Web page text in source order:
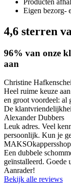
Eigen bezorg-
4,6 sterren
96% van onze
aan
Christine
Heel ruime keuze
en groot voordeel: al
De
Alexander Dubbers
Leuk adres. Veel
persoonlijk. Kun je
MAKSOkappersshop
Een dubbele
geïnstalleerd. Goede
Aanrader!
Bekijk alle reviews